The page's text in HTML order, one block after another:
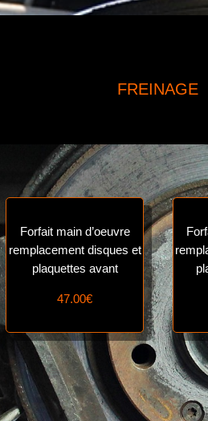
FREINAGE
Forfait main d’oeuvre
remplacement disques et
plaquettes avant
47.00€